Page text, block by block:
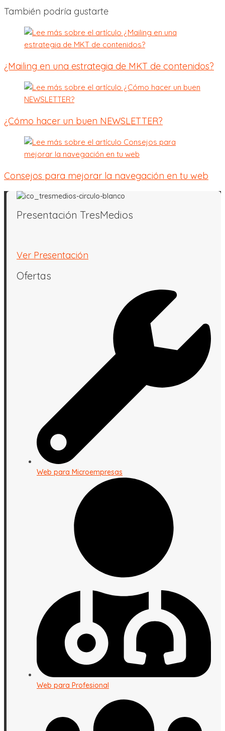
También podría gustarte
¿Mailing en una estrategia de MKT de contenidos?
¿Cómo hacer un buen NEWSLETTER?
Consejos para mejorar la navegación en tu web
Presentación TresMedios
Ver Presentación
Ofertas
Web para Microempresas
Web para Profesional